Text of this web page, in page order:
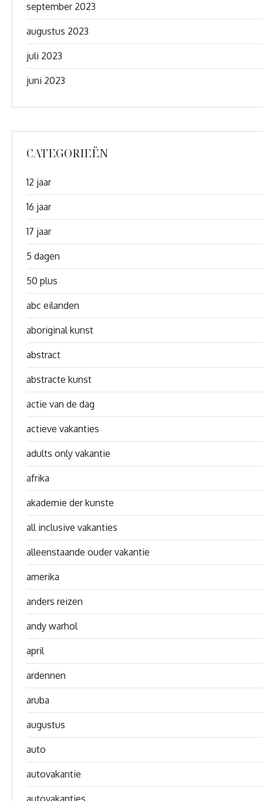
september 2023
augustus 2023
juli 2023
juni 2023
CATEGORIEËN
12 jaar
16 jaar
17 jaar
5 dagen
50 plus
abc eilanden
aboriginal kunst
abstract
abstracte kunst
actie van de dag
actieve vakanties
adults only vakantie
afrika
akademie der kunste
all inclusive vakanties
alleenstaande ouder vakantie
amerika
anders reizen
andy warhol
april
ardennen
aruba
augustus
auto
autovakantie
autovakanties